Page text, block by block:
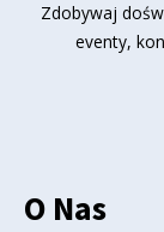
Zdobywaj
eventy,
O Nas